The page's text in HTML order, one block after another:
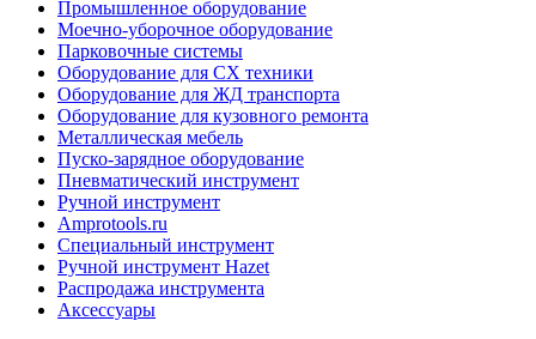
Промышленное оборудование
Моечно-уборочное оборудование
Парковочные системы
Оборудование для СХ техники
Оборудование для ЖД транспорта
Оборудование для кузовного ремонта
Металлическая мебель
Пуско-зарядное оборудование
Пневматический инструмент
Ручной инструмент
Amprotools.ru
Специальный инструмент
Ручной инструмент Hazet
Распродажа инструмента
Аксессуары